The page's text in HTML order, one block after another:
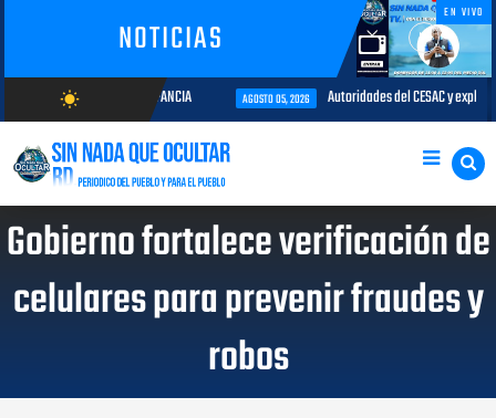
NOTICIAS
EN VIVO
wb_sunny
AGOSTO/8/2026
CON LA PRIMERA INFANCIA AGOSTO 05, 2026 Autoridades del CESAC y
Gobierno fortalece verificación de
celulares para prevenir fraudes y
robos